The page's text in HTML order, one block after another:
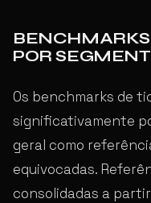
POR
Os benchmarks de
significativamente
geral como
equivocadas.
consolidadas a